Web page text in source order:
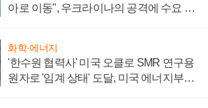
아로 이동", 우크라이나의 공격에 수요 늘
화학·에너지
'한수원 협력사' 미국 오클로 SMR 연구용
원자로 '임계 상태' 도달, 미국 에너지부